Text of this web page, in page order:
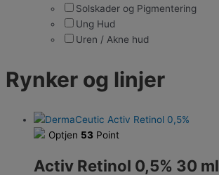
Solskader og Pigmentering
Ung Hud
Uren / Akne hud
Rynker og linjer
Optjen 53 Point
Activ Retinol 0,5% 30 ml